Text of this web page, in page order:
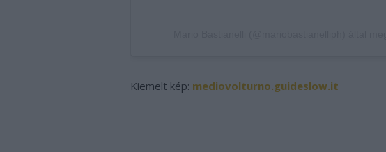
Kiemelt kép: mediovolturno.guideslow.it